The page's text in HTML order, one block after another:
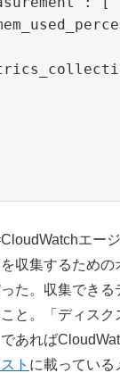
エー
収集するための
た。収集できる
と。「ディスク
あれば
ト に載っている